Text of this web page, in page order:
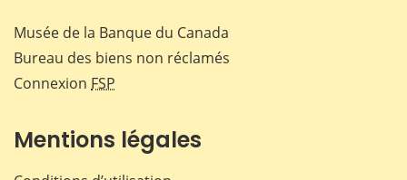
Musée de la Banque du Canada
Bureau des biens non réclamés
Connexion FSP
Mentions légales